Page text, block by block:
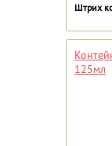
Штрих
125мл